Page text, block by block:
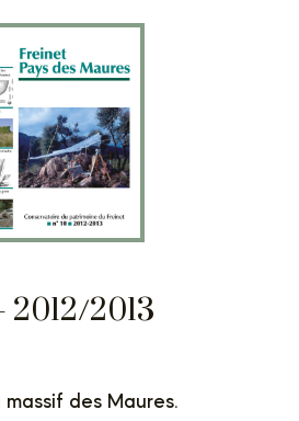
2012/2013
des Maures.